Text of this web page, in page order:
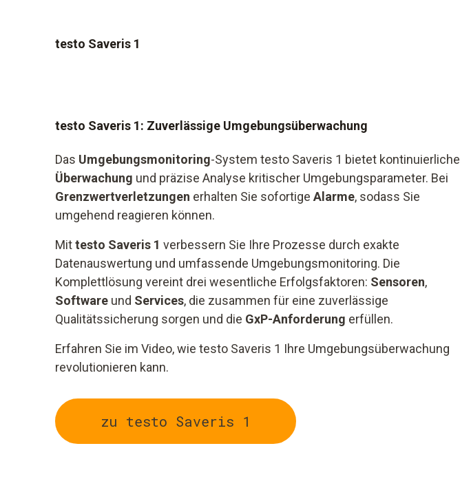
testo Saveris 1
testo Saveris 1: Zuverlässige Umgebungsüberwachung
Das Umgebungsmonitoring-System testo Saveris 1 bietet kontinuierliche
Überwachung und präzise Analyse kritischer Umgebungsparameter. Bei
Grenzwertverletzungen erhalten Sie sofortige Alarme, sodass Sie
umgehend reagieren können.
Mittesto Saveris 1 verbessern Sie Ihre Prozesse durch exakte
Datenauswertung und umfassende Umgebungsmonitoring. Die
Komplettlösung vereint drei wesentliche Erfolgsfaktoren: Sensoren,
Software und Services, die zusammen für eine zuverlässige
Qualitätssicherung sorgen und die GxP-Anforderung erfüllen.
Erfahren Sie im Video, wie testo Saveris 1 Ihre Umgebungsüberwachung
revolutionieren kann.
zu testo Saveris 1